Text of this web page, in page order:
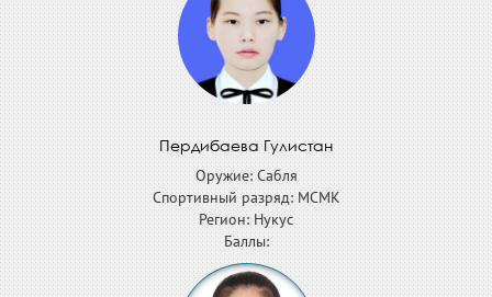
Пердибаева Гулистан
Оружие: Сабля
Спортивный разряд: МСМК
Регион: Нукус
Баллы: